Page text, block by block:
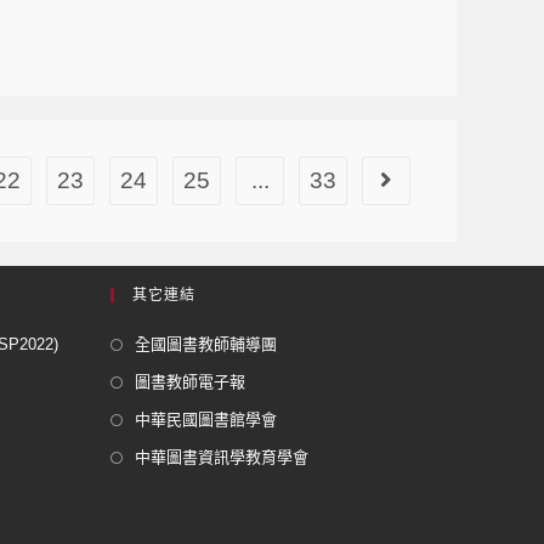
23 24 25 ... 33
其它連結
全國圖書教師輔導團
圖書教師電子報
中華民國圖書館學會
中華圖書資訊學教育學會